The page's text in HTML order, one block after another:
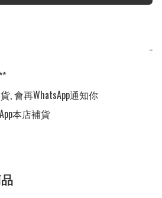
−
, 會再WhatsApp通知你
本店補貨